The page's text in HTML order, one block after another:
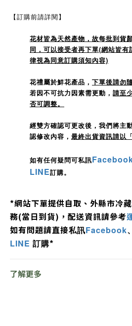
【訂購前請詳閱】
花材皆為天然產物，故每批到貨
同，可以接受者再下單(網站皆
律視為同意訂購須知內容)
花禮屬於鮮花產品， 下單後請勿
若因不可抗力因素需更動， 請至
否可調整。
經雙方確認可更改後，我們將主
認修改內容， 最終出貨資訊請以
如有任何疑問可私訊
LINE訂購。
*網站下單提供自取、外縣市冷
務(當日到貨)，配送資訊請參考
如有問題請直接私訊Facebook、
LINE 訂購*
了解更多